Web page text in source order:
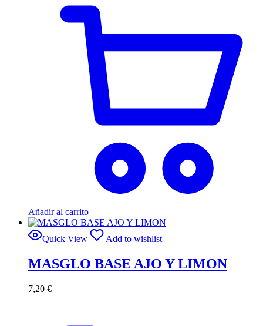
Añadir al carrito
Quick View Add to wishlist
MASGLO BASE AJO Y LIMON
7,20 €